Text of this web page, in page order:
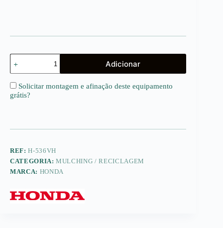
Quantidade
de
HRS
536
V
Adicionar
Solicitar montagem e afinação deste equipamento
grátis?
REF:H-536VH
CATEGORIA:MULCHING / RECICLAGEM
MARCA: HONDA